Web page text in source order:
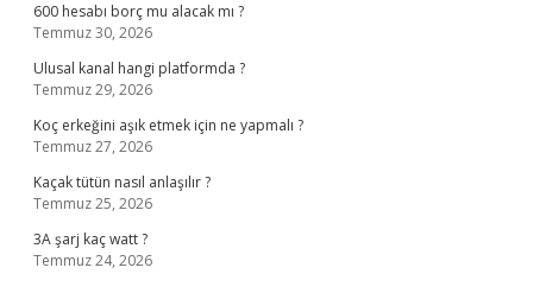
600 hesabı borç mu alacak mı ?
Temmuz 30, 2026
Ulusal kanal hangi platformda ?
Temmuz 29, 2026
Koç erkeğini aşık etmek için ne yapmalı ?
Temmuz 27, 2026
Kaçak tütün nasıl anlaşılır ?
Temmuz 25, 2026
3A şarj kaç watt ?
Temmuz 24, 2026